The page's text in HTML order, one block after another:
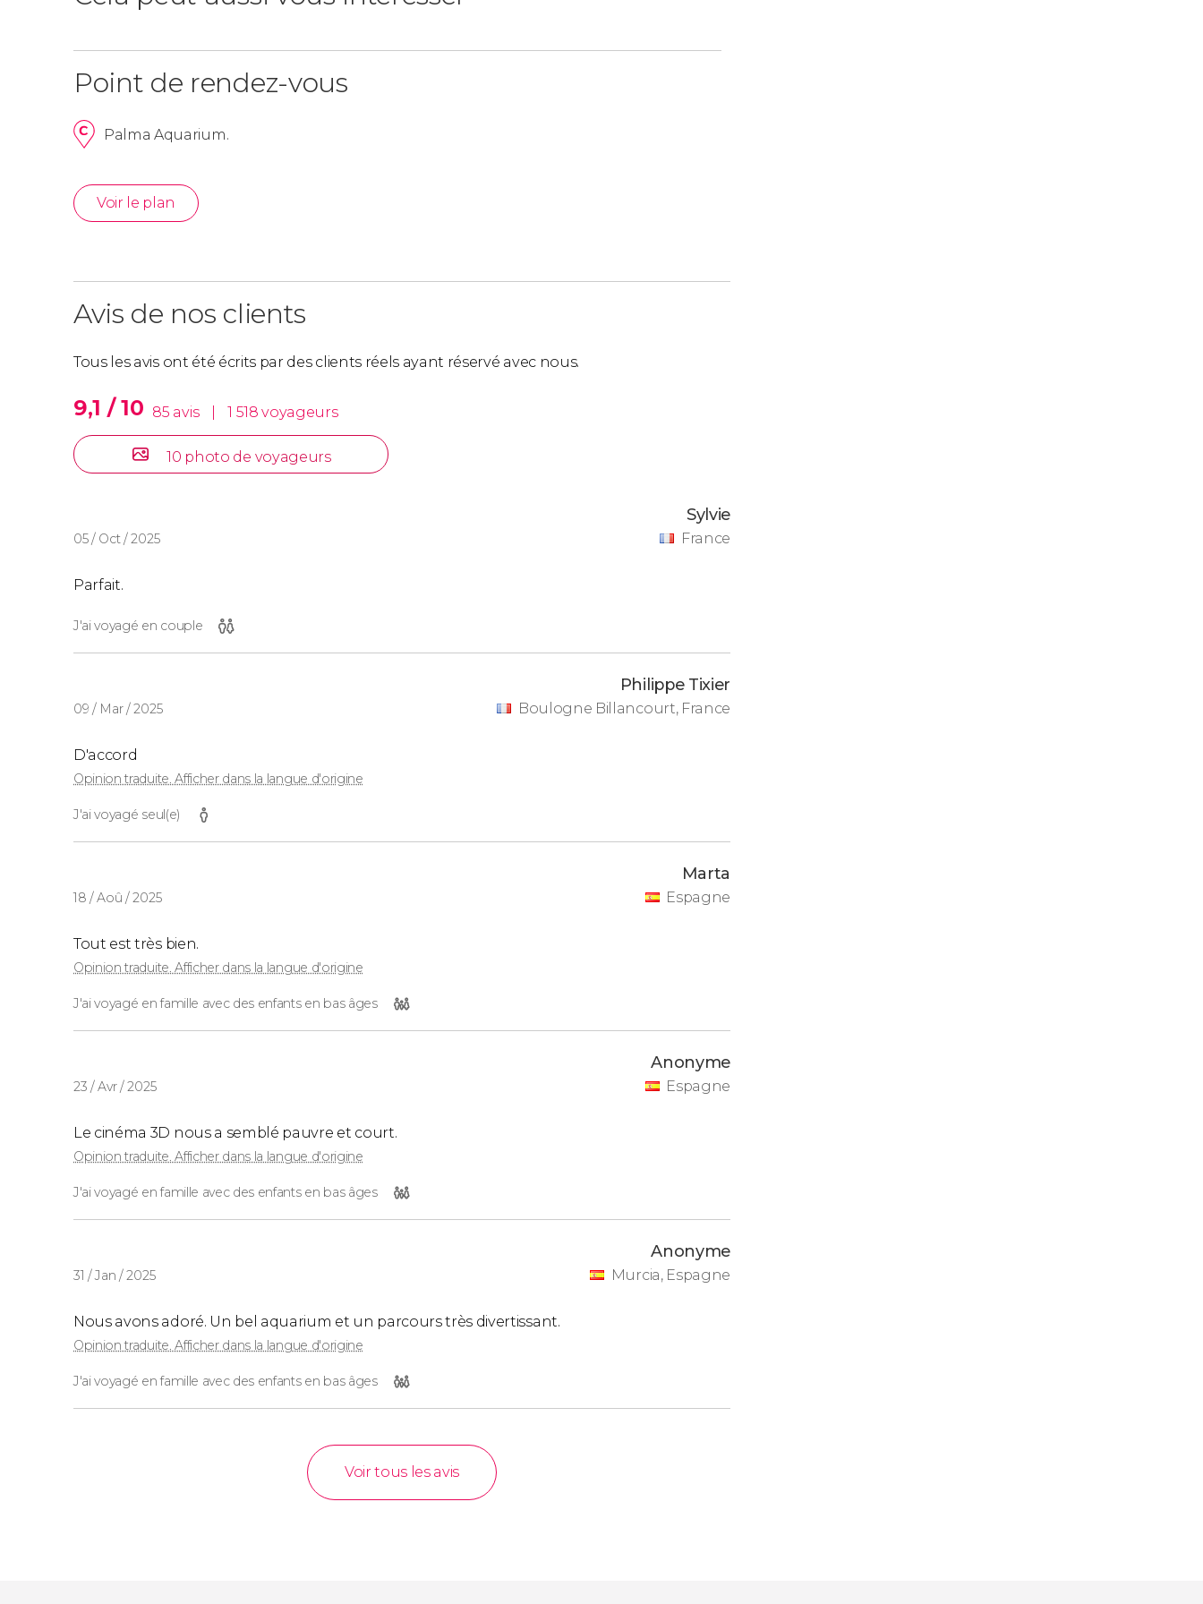
Point de rendez-vous
Palma Aquarium.
Voir le plan
Avis de nos clients
Tous les avis ont été écrits par des clients réels ayant réservé avec nous.
9,1 / 10 85 avis 1 518 voyageurs
10 photo de voyageurs
05 / Oct / 2025
Sylvie
France
Parfait.
J'ai voyagé en couple
09 / Mar / 2025
Philippe Tixier
Boulogne Billancourt, France
D'accord
Opinion traduite. Afficher dans la langue d'origine
J'ai voyagé seul(e)
18 / Aoû / 2025
Marta
Espagne
Tout est très bien.
Opinion traduite. Afficher dans la langue d'origine
J'ai voyagé en famille avec des enfants en bas âges
23 / Avr / 2025
Anonyme
Espagne
Le cinéma 3D nous a semblé pauvre et court.
Opinion traduite. Afficher dans la langue d'origine
J'ai voyagé en famille avec des enfants en bas âges
31 / Jan / 2025
Anonyme
Murcia, Espagne
Nous avons adoré. Un bel aquarium et un parcours très divertissant.
Opinion traduite. Afficher dans la langue d'origine
J'ai voyagé en famille avec des enfants en bas âges
Voir tous les avis